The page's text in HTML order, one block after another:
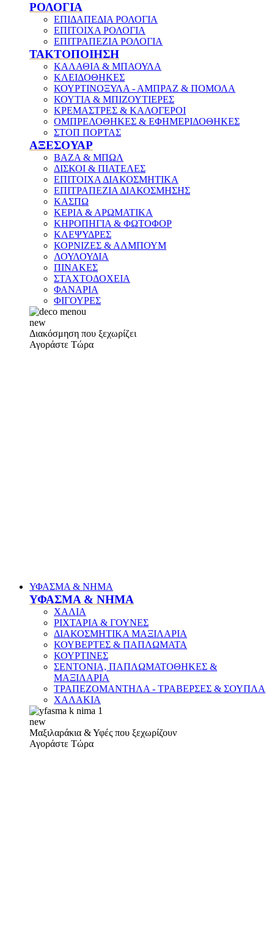
ΡΟΛΟΓΙΑ
ΕΠΙΔΑΠΕΔΙΑ ΡΟΛΟΓΙΑ
ΕΠΙΤΟΙΧΑ ΡΟΛΟΓΙΑ
ΕΠΙΤΡΑΠΕΖΙΑ ΡΟΛΟΓΙΑ
ΤΑΚΤΟΠΟΙΗΣΗ
ΚΑΛΑΘΙΑ & ΜΠΑΟΥΛΑ
ΚΛΕΙΔΟΘΗΚΕΣ
ΚΟΥΡΤΙΝΟΞΥΛΑ - ΑΜΠΡΑΖ & ΠΟΜΟΛΑ
ΚΟΥΤΙΑ & ΜΠΙΖΟΥΤΙΕΡΕΣ
ΚΡΕΜΑΣΤΡΕΣ & ΚΑΛΟΓΕΡΟΙ
ΟΜΠΡΕΛΟΘΗΚΕΣ & ΕΦΗΜΕΡΙΔΟΘΗΚΕΣ
ΣΤΟΠ ΠΟΡΤΑΣ
ΑΞΕΣΟΥΑΡ
ΒΑΖΑ & ΜΠΩΛ
ΔΙΣΚΟΙ & ΠΙΑΤΕΛΕΣ
ΕΠΙΤΟΙΧΑ ΔΙΑΚΟΣΜΗΤΙΚΑ
ΕΠΙΤΡΑΠΕΖΙΑ ΔΙΑΚΟΣΜΗΣΗΣ
ΚΑΣΠΩ
ΚΕΡΙΑ & ΑΡΩΜΑΤΙΚΑ
ΚΗΡΟΠΗΓΙΑ & ΦΩΤΟΦΟΡ
ΚΛΕΨΥΔΡΕΣ
ΚΟΡΝΙΖΕΣ & ΑΛΜΠΟΥΜ
ΛΟΥΛΟΥΔΙΑ
ΠΙΝΑΚΕΣ
ΣΤΑΧΤΟΔΟΧΕΙΑ
ΦΑΝΑΡΙΑ
ΦΙΓΟΥΡΕΣ
new
Διακόσμηση που ξεχωρίζει
Αγοράστε Τώρα
ΥΦΑΣΜΑ & ΝΗΜΑ
ΥΦΑΣΜΑ & ΝΗΜΑ
ΧΑΛΙΑ
ΡΙΧΤΑΡΙΑ & ΓΟΥΝΕΣ
ΔΙΑΚΟΣΜΗΤΙΚΑ ΜΑΞΙΛΑΡΙΑ
ΚΟΥΒΕΡΤΕΣ & ΠΑΠΛΩΜΑΤΑ
ΚΟΥΡΤΙΝΕΣ
ΣΕΝΤΟΝΙΑ, ΠΑΠΛΩΜΑΤΟΘΗΚΕΣ &
ΜΑΞΙΛΑΡΙΑ
ΤΡΑΠΕΖΟΜΑΝΤΗΛΑ - ΤΡΑΒΕΡΣΕΣ & ΣΟΥΠΛΑ
ΧΑΛΑΚΙΑ
new
Μαξιλαράκια & Υφές που ξεχωρίζουν
Αγοράστε Τώρα